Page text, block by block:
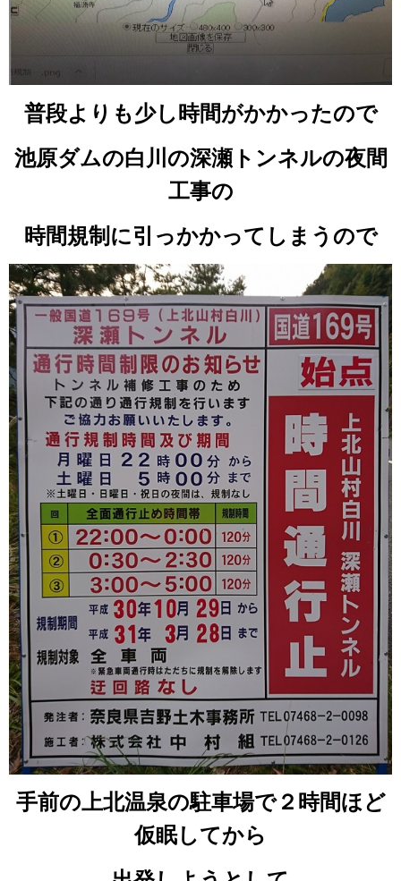
普段よりも少し時間がかかったので
池原ダムの白川の深瀬トンネルの夜間
工事の
時間規制に引っかかってしまうので
手前の上北温泉の駐車場で２時間ほど
仮眠してから